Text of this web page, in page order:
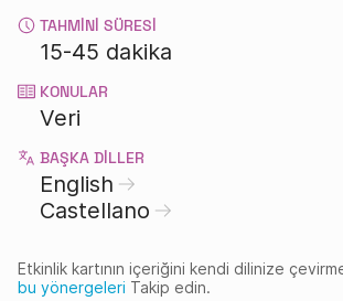
TAHMINI SÜRESI
15-45 dakika
KONULAR
Veri
BAŞKA DILLER
English
Castellano
Etkinlik kartının içeriğini kendi dilinize
bu yönergeleri Takip edin.